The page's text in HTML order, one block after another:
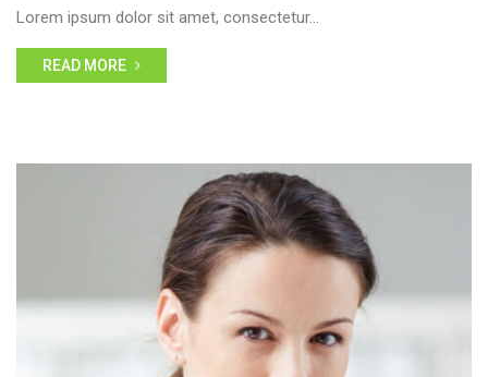
Lorem ipsum dolor sit amet, consectetur…
READ MORE